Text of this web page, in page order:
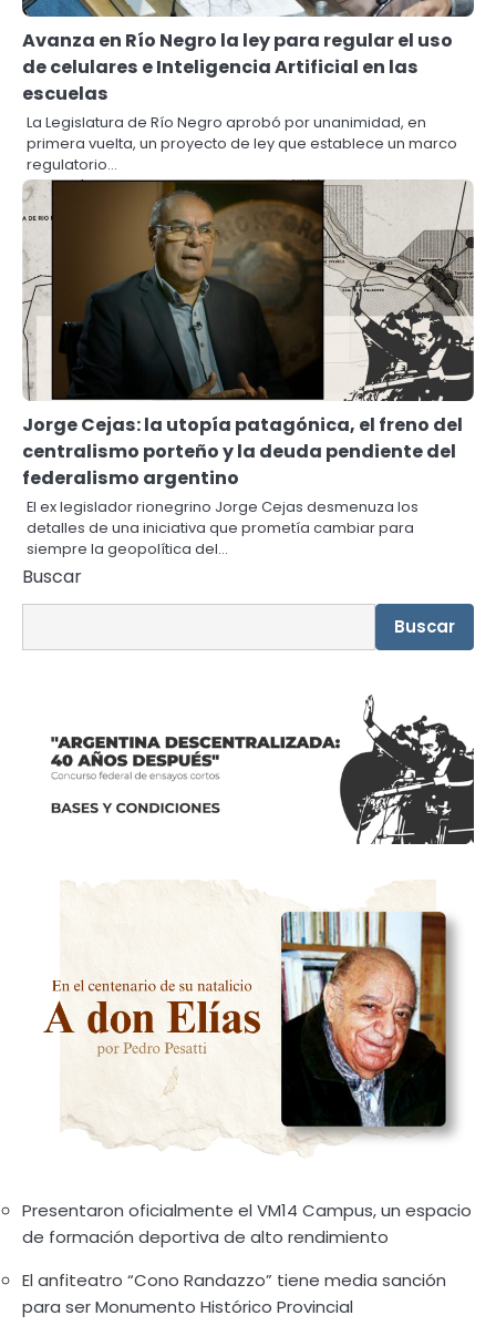
Avanza en Río Negro la ley para regular el uso
de celulares e Inteligencia Artificial en las
escuelas
La Legislatura de Río Negro aprobó por unanimidad, en
primera vuelta, un proyecto de ley que establece un marco
regulatorio…
Jorge Cejas: la utopía patagónica, el freno del
centralismo porteño y la deuda pendiente del
federalismo argentino
El ex legislador rionegrino Jorge Cejas desmenuza los
detalles de una iniciativa que prometía cambiar para
siempre la geopolítica del…
Buscar
Buscar
Presentaron oficialmente el VM14 Campus, un espacio
de formación deportiva de alto rendimiento
El anfiteatro “Cono Randazzo” tiene media sanción
para ser Monumento Histórico Provincial